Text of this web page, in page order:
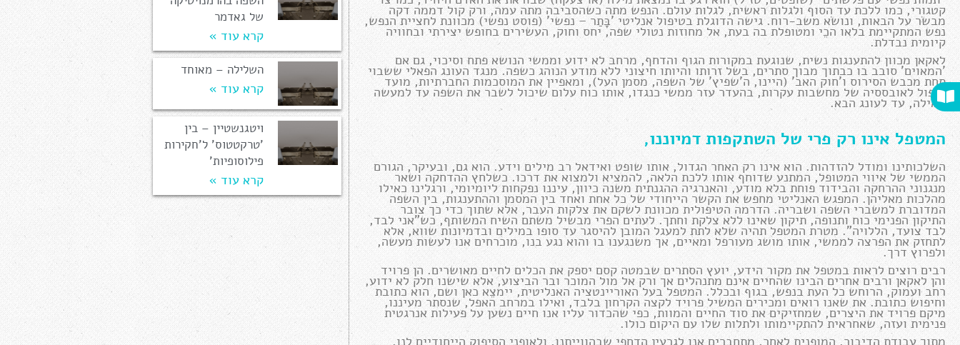
קטגורי, כמו ללכת עד הסוף ולגלות ראשית, לגלות עולם. הנפש מתה כשהסביבה מתה עמה, ורק קול דממה דקה
מבשׂר על הבאות, ונושׂא משב-רוח. גישה הדוגלת בטיפול אנליטי 'בָּתַר – נפשי' (פוסט נפשי) מכוונת לחציית הנפש,
נפש המתקיימת בלאו הכֵי ומטופלת בה בעת, אל מחוזות נטולי שפה, יחס וחוק, העשירים בחופש יצירתי ובחוויה
קיומית נבדלת.
לאקאן מכוון להתענגות נשית, שנוגעת במקורות הגוף והדחף, מרחב לא ידוע וממשי הנושא פתח וסיכוי, גם אם
'המאוים' סובב בו כבתוך מבוך סתרים, בשל זרותו והיותו חיצוני ללא מודע הנוהג כשפה. מנגד העונג הפאלי ששבוי
תחת מכבש הסירוס ו'חוק האב' (היינו, ה'שפיץ' של השפה, מסמן העל), ומאפיין את המוסכמות החברתיות, מועד
לנפול לאובססיה של מחשבות עקרות, בהעדר עזר ממשי כנגדו, אותו כוח עלום שיכול לשבר את השפה עד למעשה
המילה, עד לעונג הבא.
המטפל אינו רק פרי של השתקפות דמיוננו,
השלכותינו ומודל להזדהות. הוא אינו רק האחר הגדול, אותו שופט ואידאל רב מילים וידע. הוא גם, ובעיקר, הגורם
הממשי של איווי המטופל, המתנע שדוחף אותו ללכת הלאה, להמציא ולמצוא את דרכו. כשלחץ ההדחקה ושאר
מנגנוני ההרחקה והבידוד פוחת בלא מודע, והאנרגיה ההגנתית משנה כיוון, עיננו נפקחות ליומיומי, ורגלינו כאילו
מהלכות מאליהן. המפגש האנליטי מחפש את הקשר הייחודי של כל אחת ואחד בין המסמן וההתענגות, בין השפה
המדוברת למשברי השפה ושבריה. הדרמה הטיפולית מכוונת לשקם את צלקות העבר, אלא שתוך כדי כך צובר
התיקון הפנימי כוח ותנופה, תיקון שאינו ללא צלקת וחתך. לעתים הפרי מבשיל משתם השיח המשותף, כש"אני לבד,
לבד צועד, הללויה". מטרת המטפל תהיה שלא לתת למעגל המובן להיסגר עד סופו במילים ובדמיונות שווא, אלא
לתחזק את הפרצה לממשי, אותו מושג מעורפל ומאיים, אך משנגענו בו והוא נגע בנו, מוכרחים אנו לעשות מעשה,
ולפרוץ דרך.
רבים רוצים לראות במטפל את מקור הידע, יועץ הסתרים שבמטה קסם יספק את הכלים לחיים מאושרים. הן פרויד
והן לאקאן ורבים אחרים הבינו שהחיים אינם מתנהלים אך ורק אל מול המוכר ובר הביצוע, אלא שישנו חלק לא ידוע,
רחב ועמוק, הרוחש כל העת בנפש, בגוף ובכלל. המטפל בעל האוריינטציה האנליטית, יימצֵא כאן ושם, הוא כתובת
וחיפוש כתובת. את שאנו רואים ומכירים המשיל פרויד לקצה הקרחון בלבד, ואילו במרחב האפל, שנסתר מעיננו,
מיקם פרויד את היצרים, שמחזיקים את סוד החיים והמוות, כפי שהכדור עליו אנו חיים נשען על פעילות אנרגטית
פנימית ועזה, שאחראית להתקיימותו ולתלות שלו עם היקום כולו.
מתוך עבודת הדיבור, המופנית לאחר, מתחברים אנו לגרעין הדחפי שבהווייתנו, ולאופני הסיפוק הייחודיים לנו,
של גאדמר
קרא עוד »
השלילה – מאוחד
קרא עוד »
ויטגנשטיין – בין
'טרקטטוס' ל'חקירות
פילוסופיות'
קרא עוד »